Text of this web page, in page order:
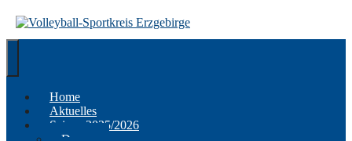
zum
Inhalt
Home
Aktuelles
Saison 2025/2026